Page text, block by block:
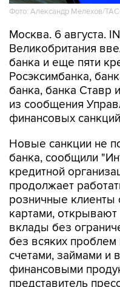
Фото: Александр Мелехов/
Москва. 6 августа.
Великобритания
банка и еще пяти
Росэксимбанка,
банка, банка Ставр
из сообщения
финансовых
Новые санкции не
банка, сообщили
кредитной
продолжает
розничные клиенты
картами,
вклады без
без всяких
счетами, займами и
финансовыми
представитель